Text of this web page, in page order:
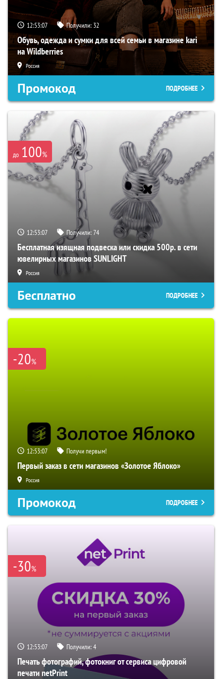
12:53:06 Получили: 32
Обувь, одежда и сумки для всей семьи в магазине kari
на Wildberries
Россия
Промокод ПОДРОБНЕЕ
до 100%
12:53:06 Получили:74
Бесплатная изящная подвеска или скидка 500р. в сети
ювелирных магазинов SUNLIGHT
Россия
Бесплатно ПОДРОБНЕЕ
-20%
12:53:06 Получи первым!
Первый заказ в сети магазинов «Золотое Яблоко»
Россия
Промокод ПОДРОБНЕЕ
-30%
12:53:06 Получили:4
Печать фотографий, фотокниг от сервиса цифровой
печати netPrint